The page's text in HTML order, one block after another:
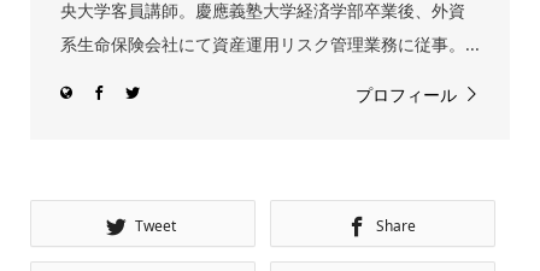
央大学客員講師。慶應義塾大学経済学部卒業後、外資
系生命保険会社にて資産運用リスク管理業務に従事。...
プロフィール
Tweet Share